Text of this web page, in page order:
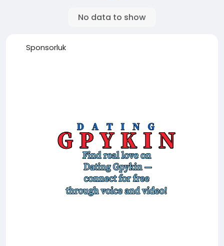
No data to show
Sponsorluk